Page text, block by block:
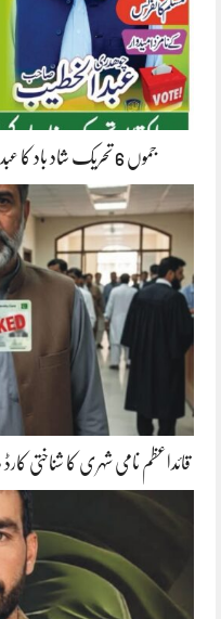
جموں 6 تحریک شاد باد کا عبدالخطیب چودھری کی حمایت کا اعلان
قائداعظم نامی شہری کا شناختی